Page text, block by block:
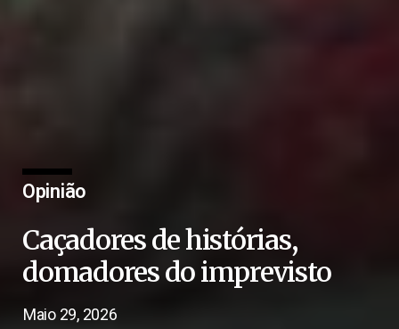
Opinião
Caçadores de histórias,
domadores do imprevisto
Maio 29, 2026